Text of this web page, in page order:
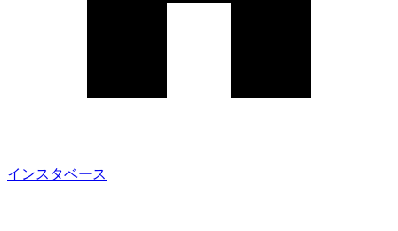
インスタベース